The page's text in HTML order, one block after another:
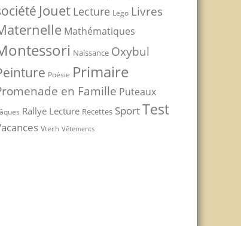
Jouet Lecture Lego Livres
Mathématiques
Naissance Oxybul
Poésie Primaire
en Famille Puteaux
Rallye Lecture Recettes SportTest
Vtech Vêtements